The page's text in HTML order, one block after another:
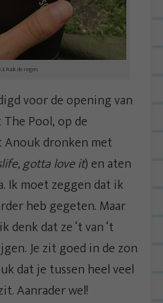
Fuck de regen.
voor de opening van
Pool, op de
Anouk dronken met
gotta love it) en aten
Ik moet zeggen dat ik
heb gegeten. Maar
denk dat ze ‘t van ‘t
Je zit goed in de zon
dat je tussen heel veel
Aanrader wel!